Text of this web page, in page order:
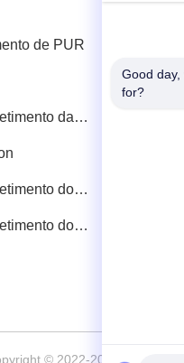
de PUR
da
do
do
© 2022-2026 Wuxi East
Good
for?